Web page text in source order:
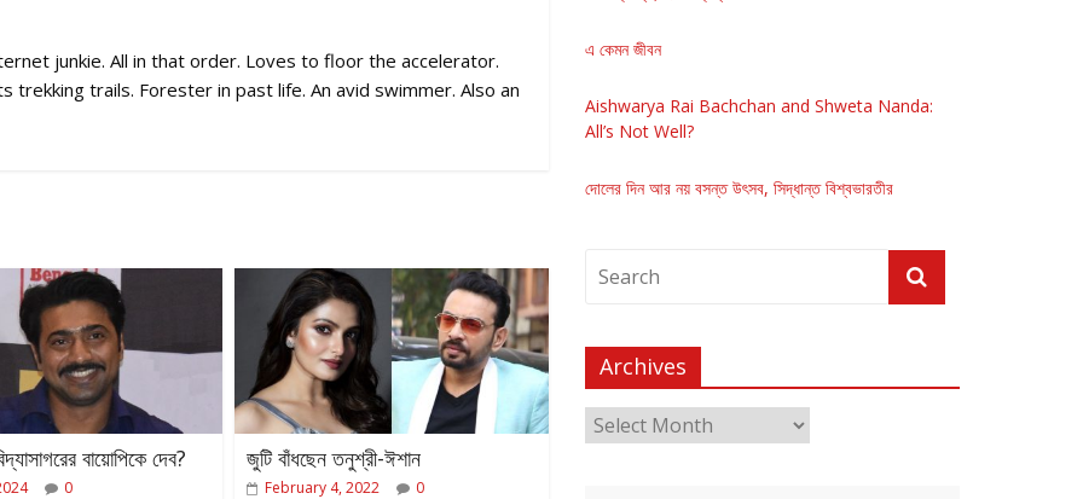
junkie. All in that order. Loves to floor the accelerator.
trekking trails. Forester in past life. An avid swimmer. Also an
বায়োপিকে দেব?
0
জুটি বাঁধছেন তনুশ্রী-ঈশান
February 4, 2022 0
এ কেমন জীবন
Aishwarya Rai Bachchan and Shweta Nanda:
All’s Not Well?
দোলের দিন আর নয় বসন্ত উৎসব, সিদ্ধান্ত বিশ্বভারতীর
Archives